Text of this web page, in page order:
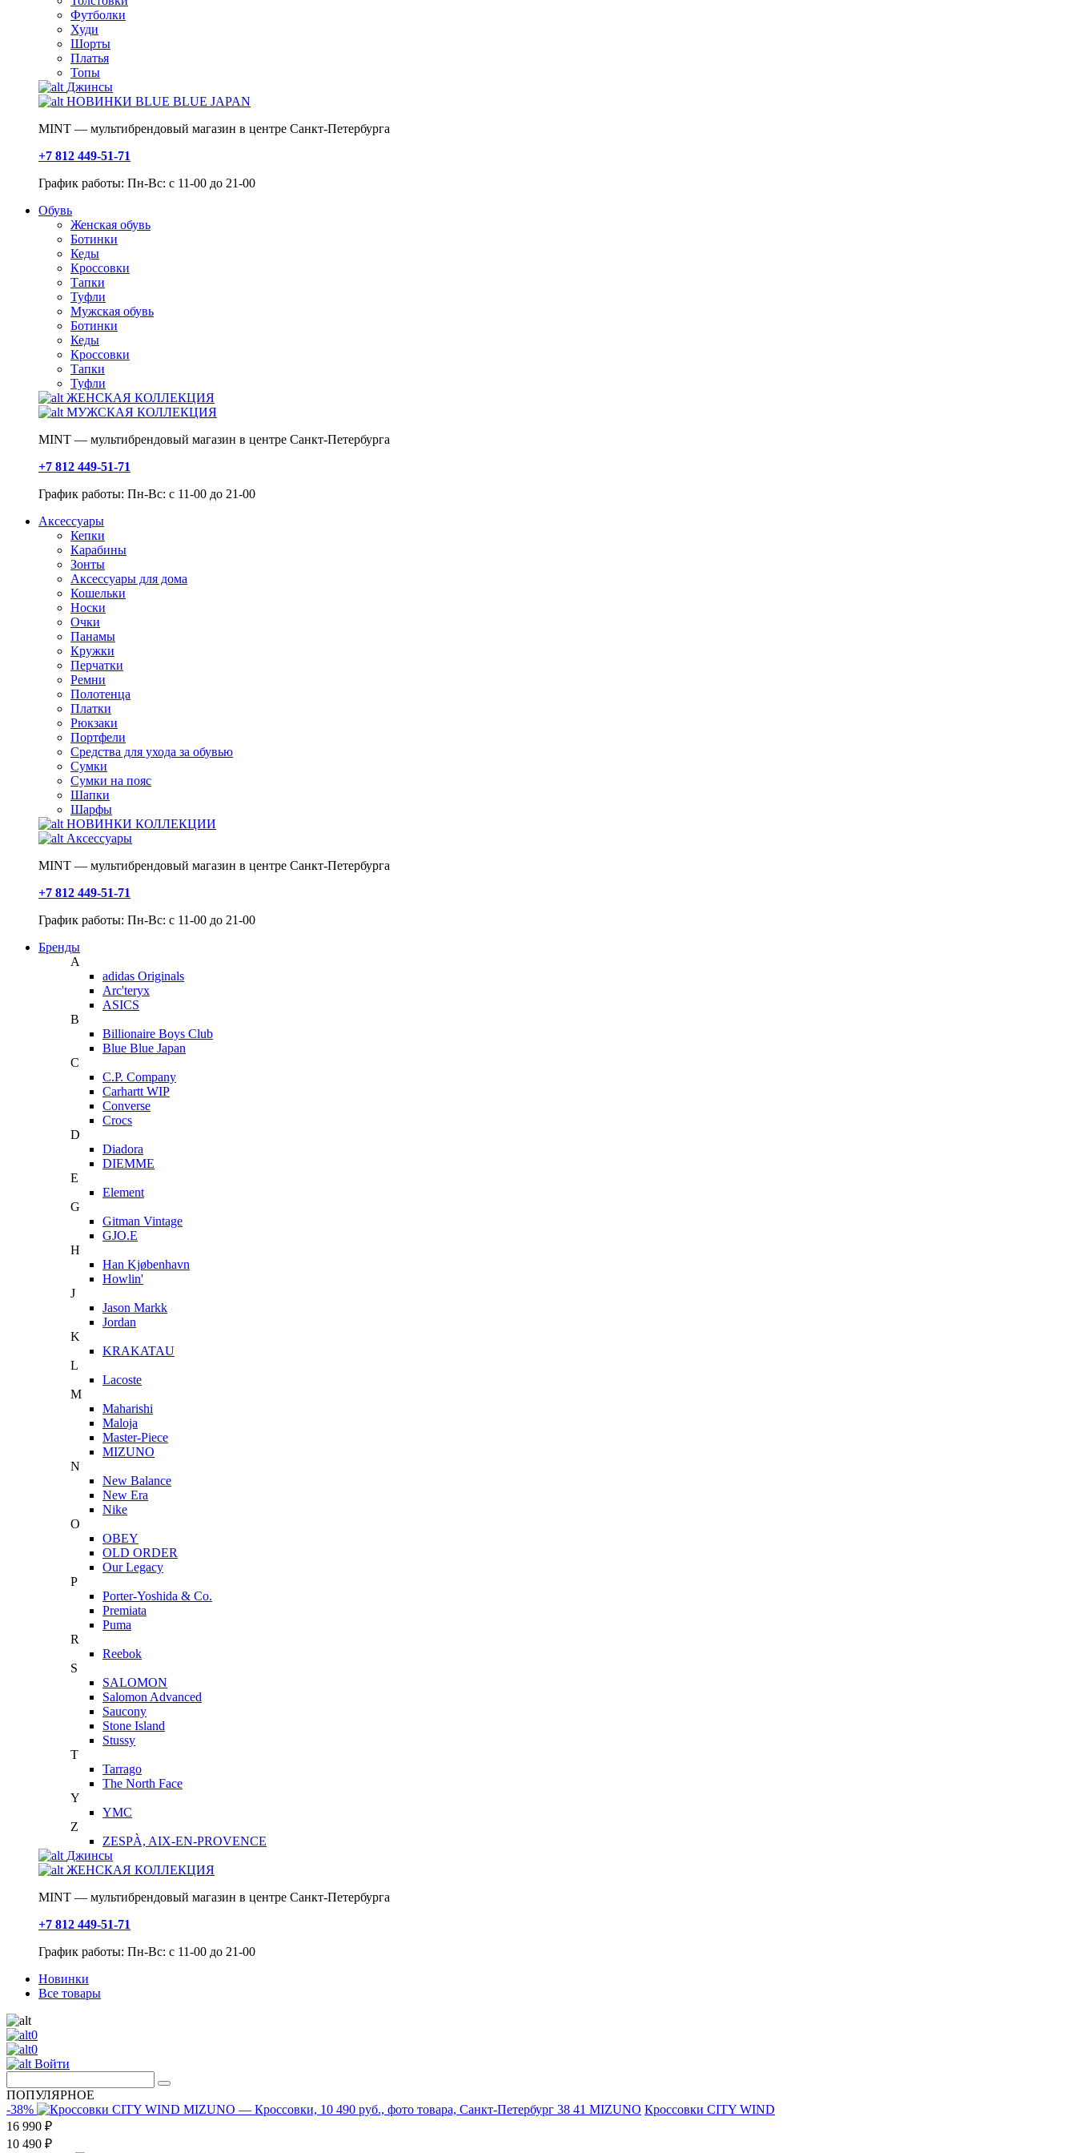
Футболки
Худи
Шорты
Платья
Топы
Джинсы
НОВИНКИ BLUE BLUE JAPAN
MINT — мультибрендовый магазин в центре Санкт-Петербурга
+7 812 449-51-71
График работы: Пн-Вс: с 11-00 до 21-00
Обувь
Женская обувь
Ботинки
Кеды
Кроссовки
Тапки
Туфли
Мужская обувь
Ботинки
Кеды
Кроссовки
Тапки
Туфли
ЖЕНСКАЯ КОЛЛЕКЦИЯ
МУЖСКАЯ КОЛЛЕКЦИЯ
MINT — мультибрендовый магазин в центре Санкт-Петербурга
+7 812 449-51-71
График работы: Пн-Вс: с 11-00 до 21-00
Аксессуары
Кепки
Карабины
Зонты
Аксессуары для дома
Кошельки
Носки
Очки
Панамы
Кружки
Перчатки
Ремни
Полотенца
Платки
Рюкзаки
Портфели
Средства для ухода за обувью
Сумки
Сумки на пояс
Шапки
Шарфы
НОВИНКИ КОЛЛЕКЦИИ
Аксессуары
MINT — мультибрендовый магазин в центре Санкт-Петербурга
+7 812 449-51-71
График работы: Пн-Вс: с 11-00 до 21-00
Бренды
A
adidas Originals
Arc'teryx
ASICS
B
Billionaire Boys Club
Blue Blue Japan
C
C.P. Company
Carhartt WIP
Converse
Crocs
D
Diadora
DIEMME
E
Element
G
Gitman Vintage
GJO.E
H
Han Kjøbenhavn
Howlin'
J
Jason Markk
Jordan
K
KRAKATAU
L
Lacoste
M
Maharishi
Maloja
Master-Piece
MIZUNO
N
New Balance
New Era
Nike
O
OBEY
OLD ORDER
Our Legacy
P
Porter-Yoshida & Co.
Premiata
Puma
R
Reebok
S
SALOMON
Salomon Advanced
Saucony
Stone Island
Stussy
T
Tarrago
The North Face
Y
YMC
Z
ZESPÀ, AIX-EN-PROVENCE
Джинсы
ЖЕНСКАЯ КОЛЛЕКЦИЯ
MINT — мультибрендовый магазин в центре Санкт-Петербурга
+7 812 449-51-71
График работы: Пн-Вс: с 11-00 до 21-00
Новинки
Все товары
0
0
Войти
ПОПУЛЯРНОЕ
-38%
38 41 MIZUNO Кроссовки CITY WIND
16 990 ₽
10 490 ₽